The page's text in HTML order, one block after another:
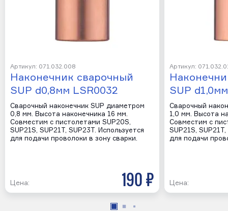
Артикул: 071.032.008
Наконечник сварочный
SUP d0,8мм LSR0032
Сварочный наконечник SUP диаметром
0,8 мм. Высота наконечника 16 мм.
Совместим с пистолетами SUP20S,
SUP21S, SUP21T, SUP23T. Используется
для подачи проволоки в зону сварки.
Цена: 190 р
Артикул:
SUP
Сварочный
1,0 мм. Высота
Совместим с
SUP21S,
для подачи
Цена: